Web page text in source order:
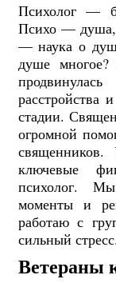
Психолог —
Психо — душа,
— наука о
душе многое?
расстройства
стадии.
огромной
ключевые
психолог.
моменты и
работаю с
сильный стресс.
Ветераны